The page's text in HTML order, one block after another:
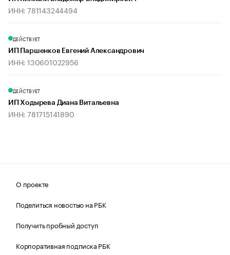
ИНН: 781143244494
ДЕЙСТВУЕТ
ИП Паршенков Евгений Александрович
ИНН: 130601022956
ДЕЙСТВУЕТ
ИП Ходырева Диана Витальевна
ИНН: 781715141890
О проекте
Поделиться новостью на РБК
Получить пробный доступ
Корпоративная подписка РБК